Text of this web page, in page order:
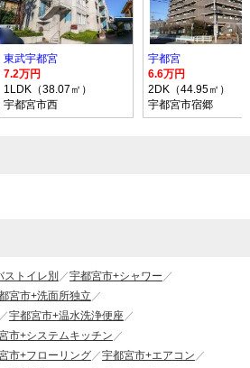
東武宇都宮
7.2万円
1LDK（38.07㎡）
宇都宮市西
宇都宮
6.6万円
2DK（44.95㎡）
宇都宮市宿郷
ストイレ別
宇都宮市+シャワー
宮市+洗面所独立
宇都宮市+温水洗浄便座
市+システムキッチン
市+フローリング
宇都宮市+エアコン